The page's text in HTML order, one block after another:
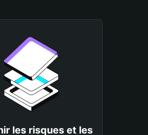
les risques et les